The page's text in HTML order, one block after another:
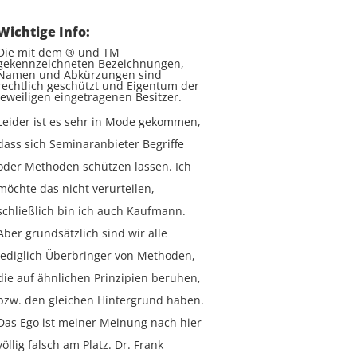
Info:
mit dem ® und TM
Bezeichnungen,
und Abkürzungen sind
geschützt und Eigentum der
eingetragenen Besitzer.
ist es sehr in Mode gekommen,
sich Seminaranbieter Begriffe
Methoden schützen lassen. Ich
das nicht verurteilen,
bin ich auch Kaufmann.
grundsätzlich sind wir alle
Überbringer von Methoden,
auf ähnlichen Prinzipien beruhen,
den gleichen Hintergrund haben.
Ego ist meiner Meinung nach hier
falsch am Platz. Dr. Frank